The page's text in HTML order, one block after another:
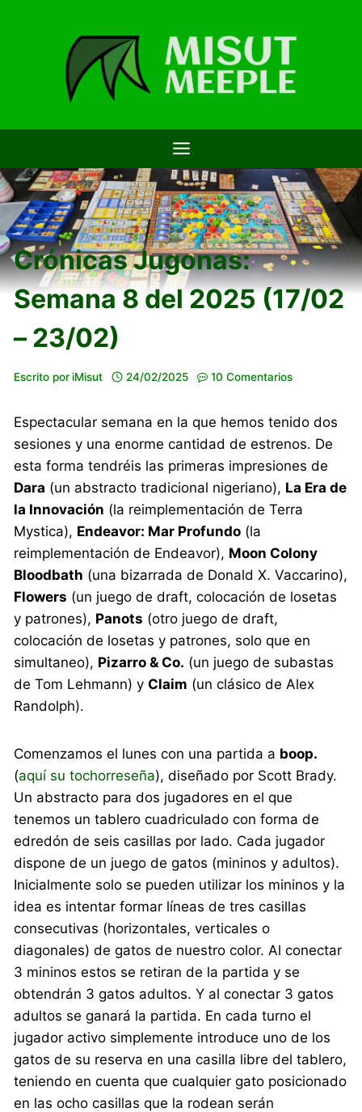
Crónicas Jugonas:
Semana 8 del 2025 (17/02
– 23/02)
Escrito por iMisut 24/02/2025 10 Comentarios
Espectacular semana en la que hemos tenido dos
sesiones y una enorme cantidad de estrenos. De
esta forma tendréis las primeras impresiones de
Dara (un abstracto tradicional nigeriano), La Era de
la Innovación (la reimplementación de Terra
Mystica), Endeavor: Mar Profundo (la
reimplementación de Endeavor), Moon Colony
Bloodbath (una bizarrada de Donald X. Vaccarino),
Flowers (un juego de draft, colocación de losetas
y patrones), Panots (otro juego de draft,
colocación de losetas y patrones, solo que en
simultaneo), Pizarro & Co. (un juego de subastas
de Tom Lehmann) yClaim (un clásico de Alex
Randolph).
Comenzamos el lunes con una partida a boop.
(aquí su tochorreseña), diseñado por Scott Brady.
Un abstracto para dos jugadores en el que
tenemos un tablero cuadriculado con forma de
edredón de seis casillas por lado. Cada jugador
dispone de un juego de gatos (mininos y adultos).
Inicialmente solo se pueden utilizar los mininos y la
idea es intentar formar líneas de tres casillas
consecutivas (horizontales, verticales o
diagonales) de gatos de nuestro color. Al conectar
3 mininos estos se retiran de la partida y se
obtendrán 3 gatos adultos. Y al conectar 3 gatos
adultos se ganará la partida. En cada turno el
jugador activo simplemente introduce uno de los
gatos de su reserva en una casilla libre del tablero,
teniendo en cuenta que cualquier gato posicionado
en las ocho casillas que la rodean serán